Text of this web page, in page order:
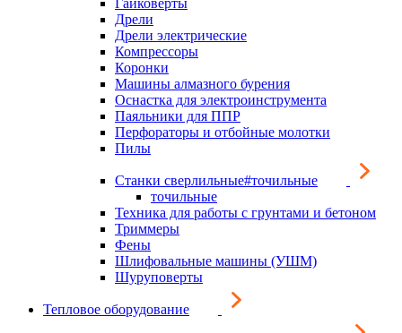
Гайковерты
Дрели
Дрели электрические
Компрессоры
Коронки
Машины алмазного бурения
Оснастка для электроинструмента
Паяльники для ППР
Перфораторы и отбойные молотки
Пилы
Станки сверлильные#точильные
точильные
Техника для работы с грунтами и бетоном
Триммеры
Фены
Шлифовальные машины (УШМ)
Шуруповерты
Тепловое оборудование